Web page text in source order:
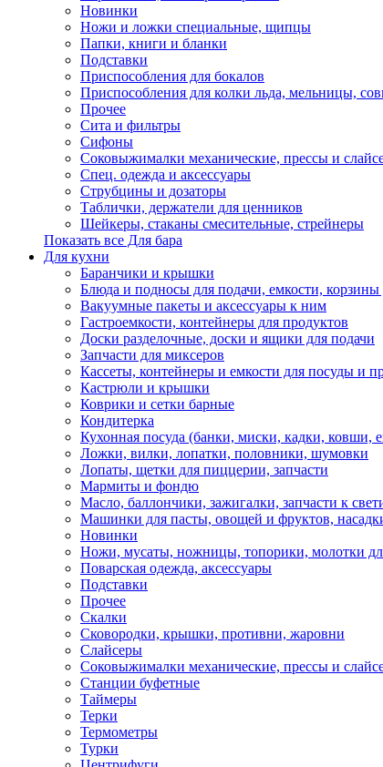
Новинки
Ножи и ложки специальные, щипцы
Папки, книги и бланки
Подставки
Приспособления для бокалов
Приспособления для колки льда, мельницы,
Прочее
Сита и фильтры
Сифоны
Соковыжималки механические, прессы и
Спец. одежда и аксессуары
Струбцины и дозаторы
Таблички, держатели для ценников
Шейкеры, стаканы смесительные, стрейнеры
Показать все Для бара
Для кухни
Баранчики и крышки
Блюда и подносы для подачи, емкости, корзины
Вакуумные пакеты и аксессуары к ним
Гастроемкости, контейнеры для продуктов
Доски разделочные, доски и ящики для подачи
Запчасти для миксеров
Кассеты, контейнеры и емкости для посуды и
Кастрюли и крышки
Коврики и сетки барные
Кондитерка
Кухонная посуда (банки, миски, кадки, ковши,
Ложки, вилки, лопатки, половники, шумовки
Лопаты, щетки для пиццерии, запчасти
Мармиты и фондю
Масло, баллончики, зажигалки, запчасти к
Машинки для пасты, овощей и фруктов,
Новинки
Ножи, мусаты, ножницы, топорики, молотки
Поварская одежда, аксессуары
Подставки
Прочее
Скалки
Сковородки, крышки, противни, жаровни
Слайсеры
Соковыжималки механические, прессы и
Станции буфетные
Таймеры
Терки
Термометры
Турки